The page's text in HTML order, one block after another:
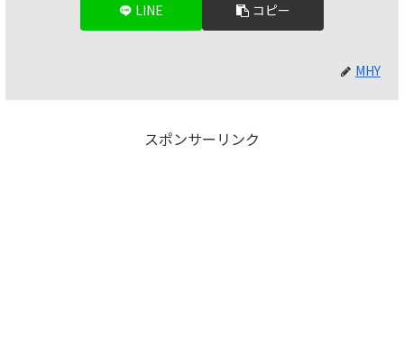
LINE コピー
MHY
スポンサーリンク